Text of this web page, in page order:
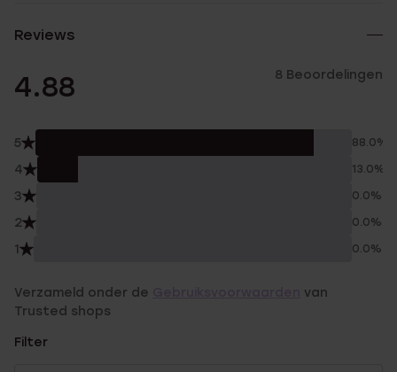
Reviews
4.88 8 Beoordelingen
5 88.0%
4 13.0%
3 0.0%
2 0.0%
1 0.0%
Verzameld onder de
van
Trusted shops
Filter